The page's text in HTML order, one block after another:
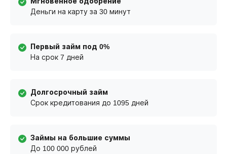
Деньги на карту за 30 минут
Первый займ под 0%
На срок 7 дней
Долгосрочный займ
Срок кредитования до 1095 дней
Займы на большие суммы
До 100 000 рублей